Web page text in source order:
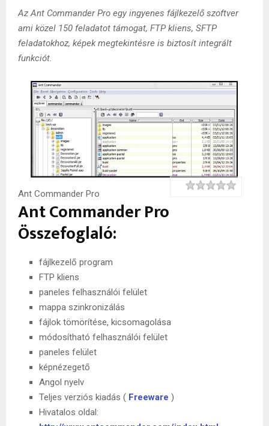
Az Ant Commander Pro egy ingyenes fájlkezelő szoftver
ami közel 150 feladatot támogat, FTP kliens, SFTP
feladatokhoz, képek megtekintésre is biztosít integrált
funkciót.
Ant Commander Pro
Ant Commander Pro
Összefoglaló:
fájlkezelő program
FTP kliens
paneles felhasználói felület
mappa szinkronizálás
fájlok tömörítése, kicsomagolása
módosítható felhasználói felület
paneles felület
képnézegető
Angol nyelv
Teljes verziós kiadás ( Freeware )
Hivatalos oldal:
Rating 1 star
2 stars
3 stars
4 stars
5 stars